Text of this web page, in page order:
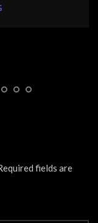
fields are